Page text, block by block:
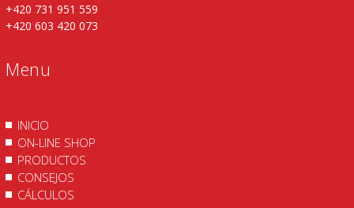
+420 731 951 559
+420 603 420 073
Menu
INICIO
ON-LINE SHOP
PRODUCTOS
CONSEJOS
CÁLCULOS